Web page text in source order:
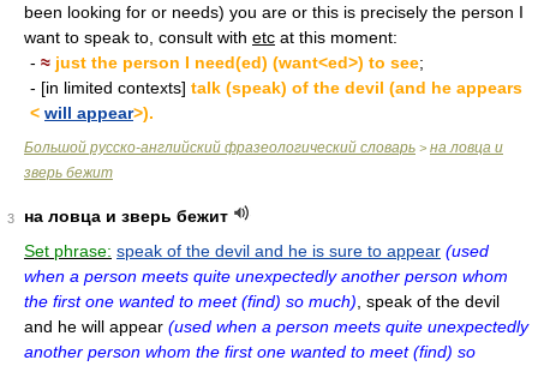
been looking for or needs) you are or this is precisely the person I
want to speak to, consult with etc at this moment:
- ≈ just the person I need(ed) (want<ed>) to see;
- [in limited contexts] talk (speak) of the devil (and he appears
< will appear>).
Большой русско-английский фразеологический словарь > на ловца и
зверь бежит
3
на ловца и зверь бежит
Set phrase: speak of the devil and he is sure to appear (used
when a person meets quite unexpectedly another person whom
the first one wanted to meet (find) so much) , speak of the devil
and he will appear (used when a person meets quite unexpectedly
another person whom the first one wanted to meet (find) so